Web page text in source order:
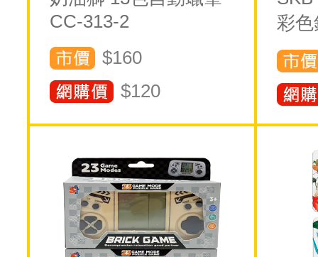
CC-313-2
$160
$120
彩色